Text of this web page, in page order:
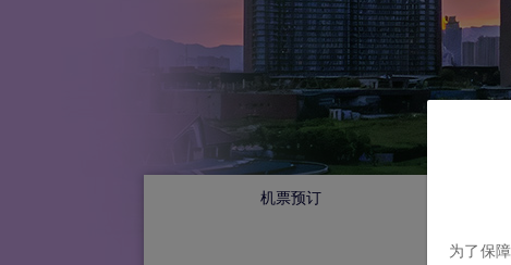
机票预订
[2026-07-31] 青岛航空2026年下半年
为了保